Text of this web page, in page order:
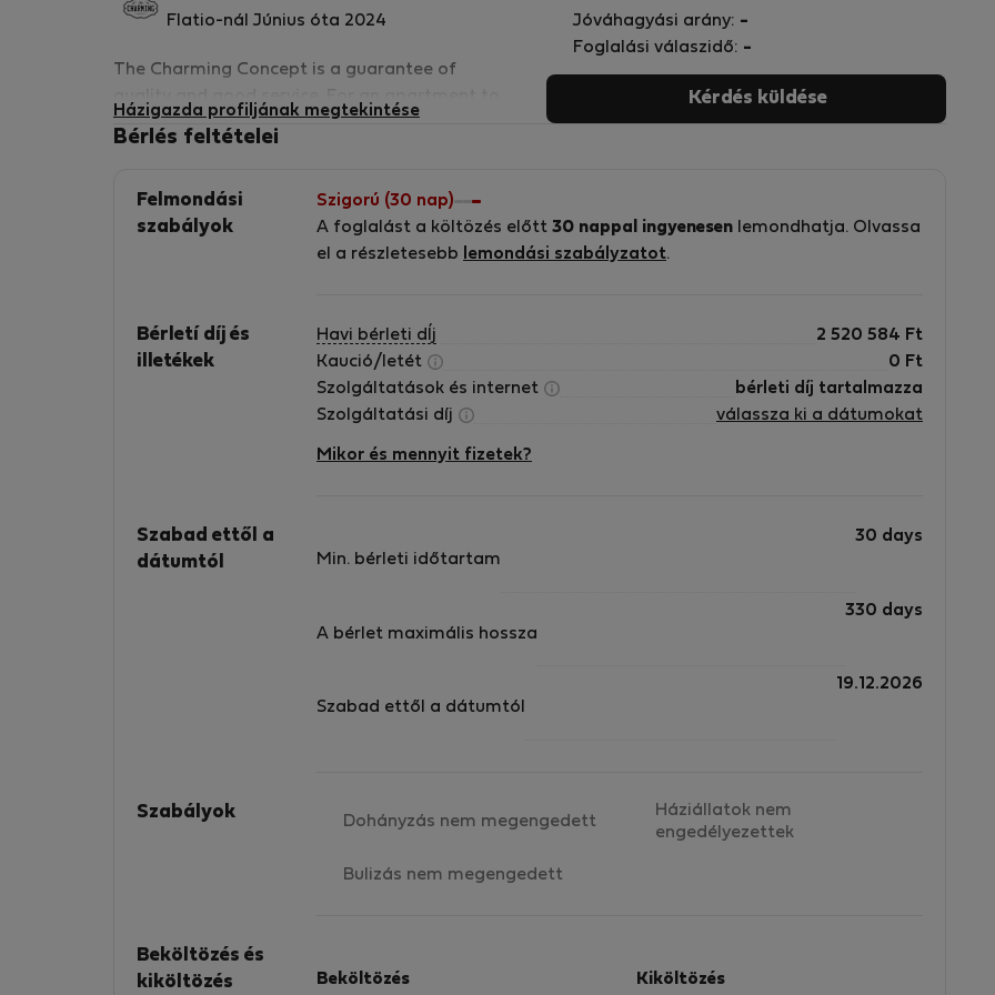
figyelmét, hogy ez az ingatlan NEM TURISTA APARTMAN.
- Bérelhető kiságyak 30 €/tartózkodás ellenében vehetők igénybe. Kérjük, ne feledje, hogy ezt
- A vendégeknek bejelentkezéskor érvényes személyi igazolványt és hitelkártyát kell felmutatniuk.
- Legény- vagy leánybúcsúk és hasonló rendezvények nem engedélyezettek ezen a szálláshelyen.
Flatio-nál Június óta 2024
The Charming Concept is a guarantee of
be part of our chain, it must meet the most
before and during your stay.
Házigazda profiljának megtekintése
Jóváhagyási arány: -
Foglalási válaszidő: -
Kérdés küldése
Bérlés feltételei
Felmondási
szabályok
Szigorú (30 nap)
A foglalást a költözés előtt 30 nappal ingyenesen lemondhatja. Olvassa
el a részletesebb
lemondási szabályzatot.
Bérletí díj és
illetékek
Havi bérleti dÍj 2 520 584 Ft
Kaució/letét
0 Ft
Szolgáltatások és internet
bérleti díj tartalmazza
Szolgáltatási díj
válassza ki a dátumokat
Mikor és mennyit fizetek?
Szabad ettől a
dátumtól
Min. bérleti időtartam
30 days
A bérlet maximális hossza
330 days
Szabad ettől a dátumtól
19.12.2026
Szabályok Dohányzás nem megengedett
Háziállatok nem
engedélyezettek
Bulizás nem megengedett
Beköltözés és
kiköltözés
Beköltözés Kiköltözés